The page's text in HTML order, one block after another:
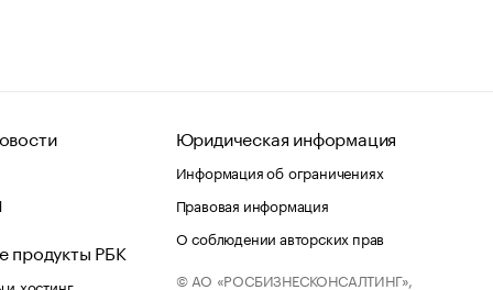
продукты РБК
хостинг
Юридическая информация
Информация об ограничениях
Правовая информация
О соблюдении авторских прав
© АО «РОСБИЗНЕСКОНСАЛТИНГ»,